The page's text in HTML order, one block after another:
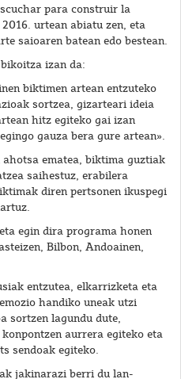
para construir la
urtean abiatu zen, eta
saioaren batean edo bestean.
izan da:
biktimen artean entzuteko
sortzea, gizarteari ideia
hitz egiteko gai izan
gauza bera gure artean».
ematea, biktima guztiak
saihestuz, erabilera
diren pertsonen ikuspegi
egin dira programa honen
Bilbon, Andoainen,
entzutea, elkarrizketa eta
handiko uneak utzi
sortzen lagundu dute,
aurrera egiteko eta
sendoak egiteko.
jakinarazi berri du lan-